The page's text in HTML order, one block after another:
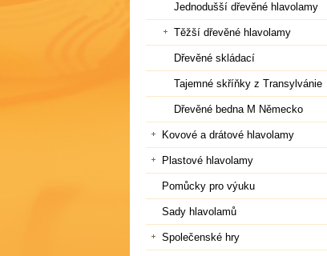
Jednodušší dřevěné hlavolamy
Těžší dřevěné hlavolamy
Dřevěné skládací
Tajemné skříňky z Transylvánie
Dřevěné bedna M Německo
Kovové a drátové hlavolamy
Plastové hlavolamy
Pomůcky pro výuku
Sady hlavolamů
Společenské hry